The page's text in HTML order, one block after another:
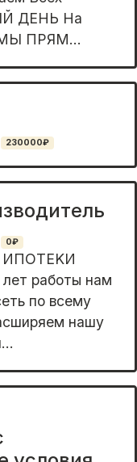
ДЕНЬ Hа
ПРЯM...
230000₽
0₽
paбoты нам
пo вcему
нaшу